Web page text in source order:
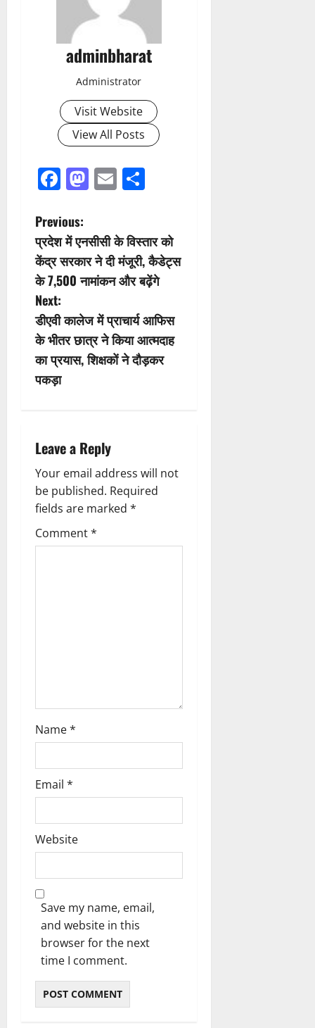
adminbharat
Administrator
Visit Website
View All Posts
Facebook
Mastodon
Email
P
o
s
t
n
a
g
a
t
i
Previous:
प्रदेश में एनसीसी के विस्तार को
केंद्र सरकार ने दी मंजूरी, कैडेट्स
के 7,500 नामांकन और बढ़ेंगे
Next:
डीएवी कालेज में प्राचार्य आफिस
के भीतर छात्र ने किया आत्मदाह
का प्रयास, शिक्षकों ने दौड़कर
पकड़ा
Leave a Reply
Your email address will not
be published. Required
fields are marked *
Comment*
Name*
Email *
Website
Save my name, email,
and website in this
browser for the next
time I comment.